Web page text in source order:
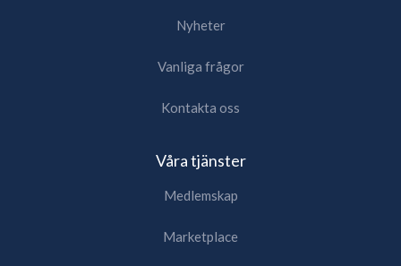
Nyheter
Vanliga frågor
Kontakta oss
Våra tjänster
Medlemskap
Marketplace